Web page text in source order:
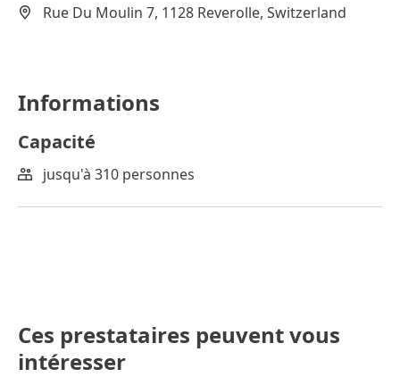
Rue Du Moulin 7, 1128 Reverolle, Switzerland
Informations
Capacité
jusqu'à 310 personnes
Ces prestataires peuvent vous
intéresser